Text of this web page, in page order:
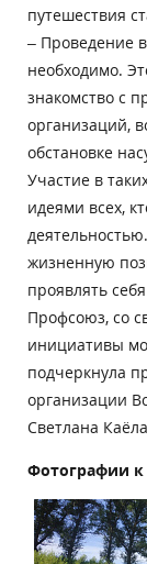
путешествия
– Проведение
необходимо.
знакомство с
организаций,
обстановке
Участие в
идеями всех,
жизненную
проявлять
Профсоюз, со
инициативы
подчеркнула
организации
Светлана
Фотографии к